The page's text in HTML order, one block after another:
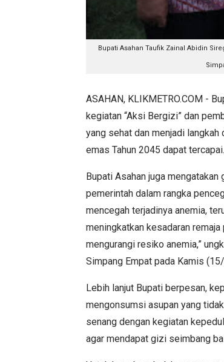
Bupati Asahan Taufik Zainal Abidin
ASAHAN, KLIKMETRO.COM -
kegiatan “Aksi Bergizi” dan
yang sehat dan menjadi
emas Tahun 2045 dapat tercapai.
Bupati Asahan juga
pemerintah dalam rangka
mencegah terjadinya anemia,
meningkatkan kesadaran
mengurangi resiko anemia,”
Simpang Empat pada Kamis
Lebih lanjut Bupati berpesan,
mengonsumsi asupan yang
senang dengan kegiatan
agar mendapat gizi seimbang